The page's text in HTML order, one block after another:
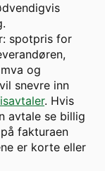
spotpris for
og
snevre inn
. Hvis
avtale se billig
fakturaen
er korte eller